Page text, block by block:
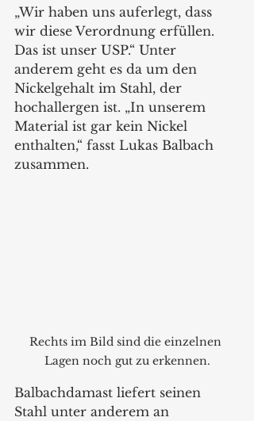
„Wir haben uns auferlegt, dass
wir diese Verordnung erfüllen.
Das ist unser USP.“ Unter
anderem geht es da um den
Nickelgehalt im Stahl, der
hochallergen ist. „In unserem
Material ist gar kein Nickel
enthalten,“ fasst Lukas Balbach
zusammen.
Rechts im Bild sind die einzelnen
Lagen noch gut zu erkennen.
Balbachdamast liefert seinen
Stahl unter anderem an